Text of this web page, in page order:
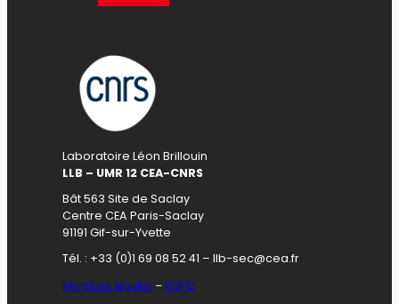
Laboratoire Léon Brillouin
LLB – UMR 12 CEA-CNRS
Bât 563 Site de Saclay
Centre CEA Paris-Saclay
91191 Gif-sur-Yvette
Tél. : +33 (0)1 69 08 52 41 – llb-sec@cea.fr
Mentions légales – RGPD